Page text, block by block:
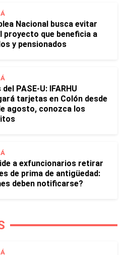
Nacional busca evitar
proyecto que beneficia a
y pensionados
PASE-U: IFARHU
tarjetas en Colón desde
agosto, conozca los
a exfuncionarios retirar
de prima de antigüedad:
deben notificarse?